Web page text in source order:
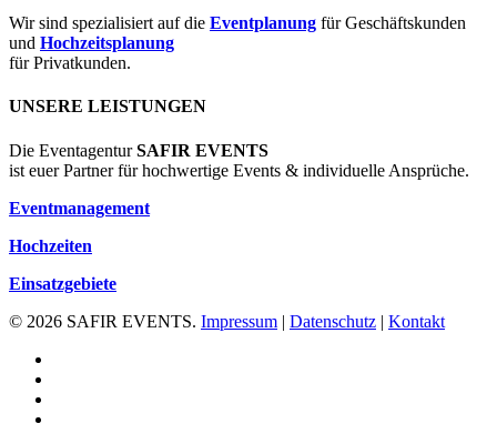
Wir sind spezialisiert auf die Eventplanung für Geschäftskunden
und Hochzeitsplanung
für Privatkunden.
UNSERE LEISTUNGEN
Die EventagenturSAFIR EVENTS
ist euer Partner für hochwertige Events & individuelle Ansprüche.
Eventmanagement
Hochzeiten
Einsatzgebiete
© 2026 SAFIR EVENTS. Impressum | Datenschutz | Kontakt